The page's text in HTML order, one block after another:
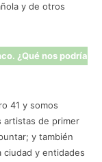
y de otros
¿Qué nos podría
41 y somos
artistas de primer
y también
ciudad y entidades